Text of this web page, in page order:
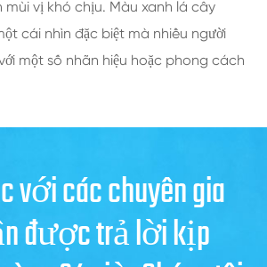
mùi vị khó chịu. Màu xanh lá cây
cái nhìn đặc biệt mà nhiều người
một số nhãn hiệu hoặc phong cách
với các chuyên gia
được trả lời kịp